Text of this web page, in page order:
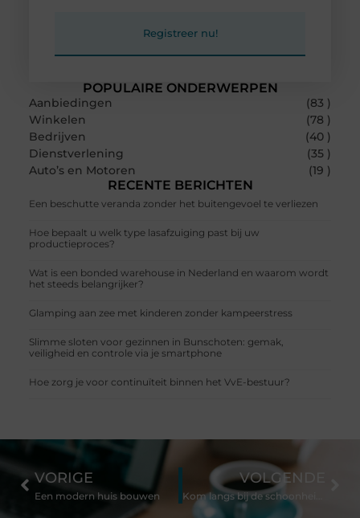
POPULAIRE ONDERWERPEN
Aanbiedingen
(83 )
Winkelen
(78 )
Bedrijven
(40 )
Dienstverlening
(35 )
Auto’s en Motoren
(19 )
RECENTE BERICHTEN
Een beschutte veranda zonder het buitengevoel te verliezen
Hoe bepaalt u welk type lasafzuiging past bij uw
productieproces?
Wat is een bonded warehouse in Nederland en waarom wordt
het steeds belangrijker?
Glamping aan zee met kinderen zonder kampeerstress
Slimme sloten voor gezinnen in Bunschoten: gemak,
veiligheid en controle via je smartphone
Hoe zorg je voor continuïteit binnen het VvE-bestuur?
Registreer nu!
VORIGE
Een modern huis bouwen
VOLGENDE